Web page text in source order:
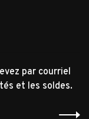
par courriel
et les soldes.